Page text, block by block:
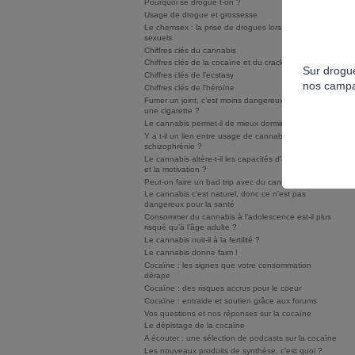
Pourquoi se drogue t-on ?
Usage de drogue et grossesse
Le chemsex : la prise de drogues lors de rapports
sexuels
Chiffres clés du cannabis
Chiffres clés de la cocaïne et du crack/free base
Chiffres clés de l'ecstasy
Chiffres clés de l'héroïne
Fumer un joint, c’est moins dangereux que fumer
une cigarette ?
Le cannabis permet-il de mieux dormir ?
Y a t-il un lien entre usage de cannabis et
schizophrénie ?
Le cannabis altère-t-il les capacités d'apprentissage
et la motivation ?
Peut-on faire un bad trip avec du cannabis ?
Le cannabis c'est naturel, donc ce n'est pas
dangereux pour la santé
Consommer du cannabis à l’adolescence est-il plus
risqué qu’à l’âge adulte ?
Le cannabis nuit-il à la fertilité ?
Le cannabis donne faim !
Cocaïne : les signes que votre consommation
dérape
Cocaïne : des risques accrus pour le coeur
Cocaïne : entraide et soutien grâce aux forums
Vos questions et nos réponses sur la cocaïne
Le dépistage de la cocaïne
A écouter : une sélection de podcasts sur la cocaïne
Les nouveaux produits de synthèse, c’est quoi ?
Sur
nos